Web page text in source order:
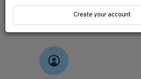
ທງຈີນ :
ເຮື່ອ, ທາ
Create your account